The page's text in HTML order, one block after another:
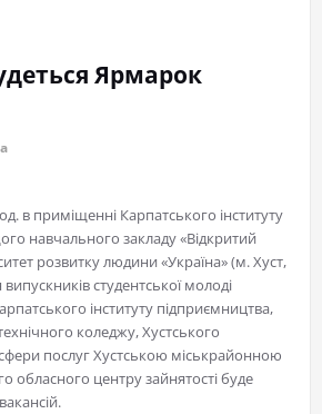
Ярмарок
в приміщенні Карпатського інституту
навчального закладу «Відкритий
розвитку людини «Україна» (м. Хуст,
студентської молоді
інституту підприємництва,
коледжу, Хустського
послуг Хустською міськрайонною
обласного центру зайнятості буде